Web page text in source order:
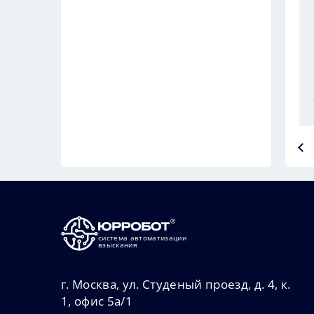
система автоматизации
взыскания
г. Москва, ул. Студеный проезд, д. 4, к.
1, офис 5а/1